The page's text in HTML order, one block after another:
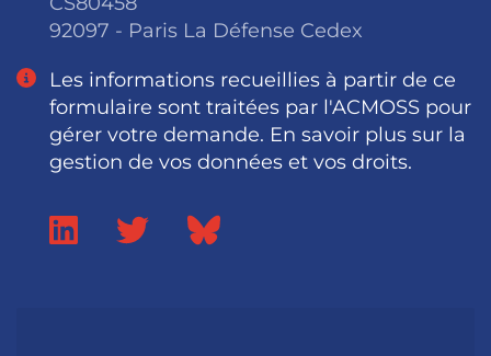
92097 - Paris La Défense Cedex
Les informations recueillies à partir de ce
formulaire sont traitées par l'ACMOSS pour
gérer votre demande. En savoir plus sur la
gestion de vos données et vos droits.